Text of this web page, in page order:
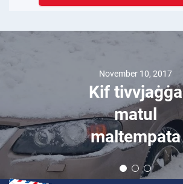
November 10, 2017
Kif tivvjaġġa
matul
maltempata